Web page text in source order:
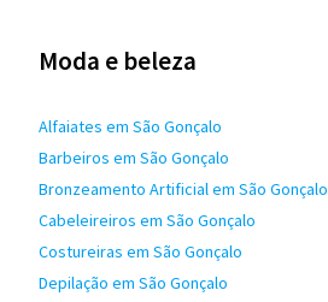
Moda e beleza
Alfaiates em São Gonçalo
Barbeiros em São Gonçalo
Bronzeamento Artificial em São Gonçalo
Cabeleireiros em São Gonçalo
Costureiras em São Gonçalo
Depilação em São Gonçalo